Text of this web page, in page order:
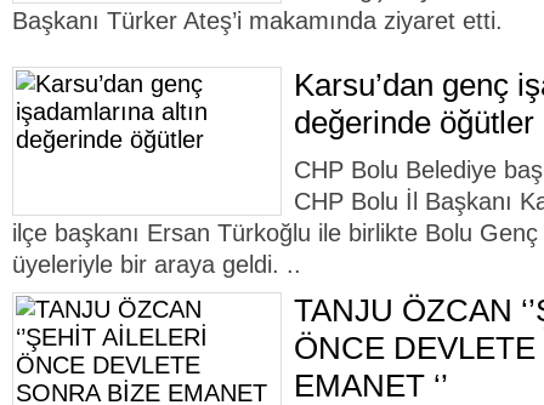
Başkanı Türker Ateş’i makamında ziyaret etti.
Karsu’dan genç
değerinde öğütler
CHP Bolu Belediye
CHP Bolu İl Başkanı
ilçe başkanı Ersan Türkoğlu ile birlikte Bolu
üyeleriyle bir araya geldi. ..
TANJU ÖZCAN
ÖNCE
EMANET ‘’